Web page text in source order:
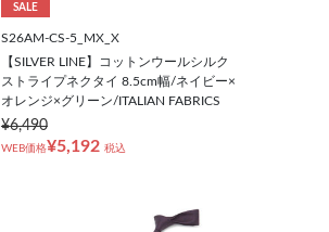
SALE
S26AM-CS-5_MX_X
【SILVER LINE】コットンウールシルク
ストライプネクタイ 8.5cm幅/ネイビー×
オレンジ×グリーン/ITALIAN FABRICS
¥6,490
WEB価格¥5,192 税込